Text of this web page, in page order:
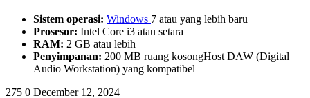
Sistem operasi: Windows 7 atau yang lebih baru
Prosesor: Intel Core i3 atau setara
RAM: 2 GB atau lebih
Penyimpanan: 200 MB ruang kosongHost DAW (Digital
Audio Workstation) yang kompatibel
275 0 December 12, 2024